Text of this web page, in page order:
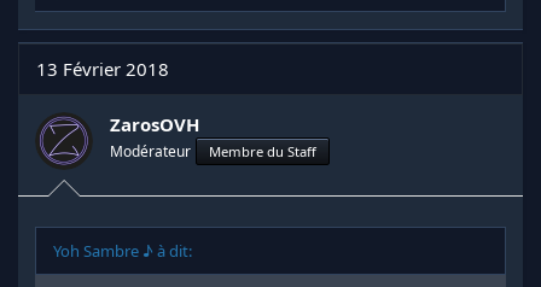
a
c
t
n
s
:
13 Février 2018
ZarosOVH
Modérateur Membre du Staff
Yoh Sambre ♪ à dit: